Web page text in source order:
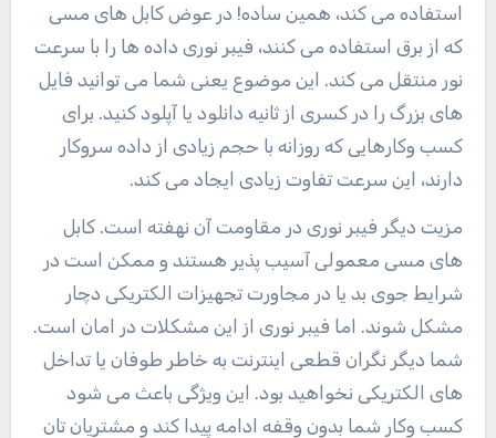
استفاده می کند، همین ساده! در عوض کابل های مسی
که از برق استفاده می کنند، فیبر نوری داده ها را با سرعت
نور منتقل می کند. این موضوع یعنی شما می توانید فایل
های بزرگ را در کسری از ثانیه دانلود یا آپلود کنید. برای
کسب وکارهایی که روزانه با حجم زیادی از داده سروکار
دارند، این سرعت تفاوت زیادی ایجاد می کند.
مزیت دیگر فیبر نوری در مقاومت آن نهفته است. کابل
های مسی معمولی آسیب پذیر هستند و ممکن است در
شرایط جوی بد یا در مجاورت تجهیزات الکتریکی دچار
مشکل شوند. اما فیبر نوری از این مشکلات در امان است.
شما دیگر نگران قطعی اینترنت به خاطر طوفان یا تداخل
های الکتریکی نخواهید بود. این ویژگی باعث می شود
کسب وکار شما بدون وقفه ادامه پیدا کند و مشتریان تان